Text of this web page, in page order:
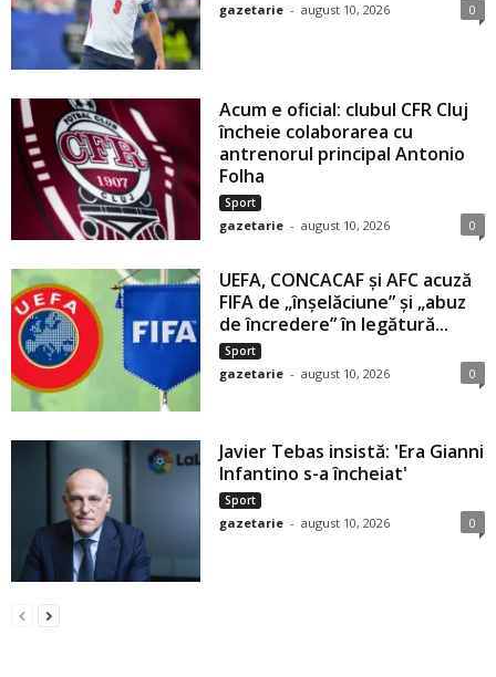
gazetarie - august 10, 2026 0
Acum e oficial: clubul CFR Cluj
încheie colaborarea cu
antrenorul principal Antonio
Folha
Sport
gazetarie - august 10, 2026 0
UEFA, CONCACAF şi AFC acuză
FIFA de „înşelăciune” şi „abuz
de încredere” în legătură...
Sport
gazetarie - august 10, 2026 0
Javier Tebas insistă: 'Era Gianni
Infantino s-a încheiat'
Sport
gazetarie - august 10, 2026 0